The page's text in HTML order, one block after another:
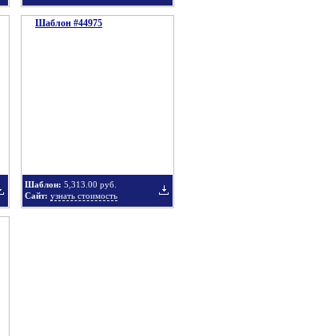
Шаблон #44975
Шаблон: 5,313.00 руб.
Сайт: узнать стоимость